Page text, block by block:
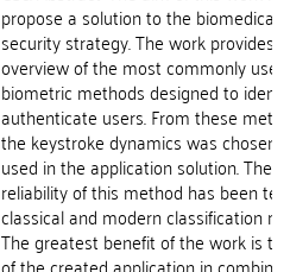
propose a solution to the biomedical
security strategy. The work provides
overview of the most commonly used
biometric methods designed to
authenticate users. From these
the keystroke dynamics was chosen
used in the application solution. The
reliability of this method has been
classical and modern classification
The greatest benefit of the work is